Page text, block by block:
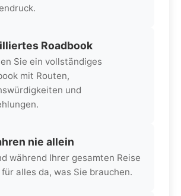
Roadbook
Sie ein vollständiges
mit Routen,
und
nie allein
während Ihrer gesamten Reise
alles da, was Sie brauchen.